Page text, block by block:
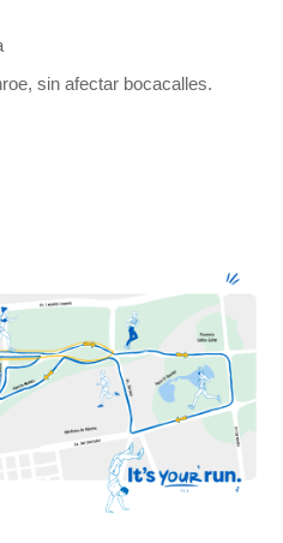
sin afectar bocacalles.